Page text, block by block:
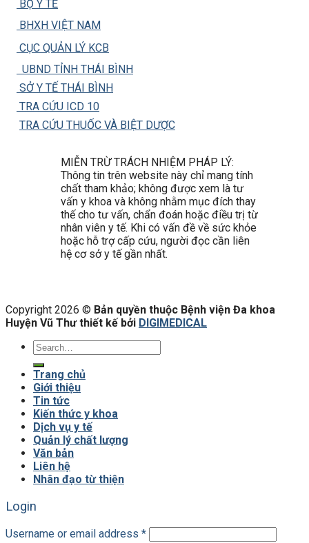
BỘ Y TẾ
BHXH VIỆT NAM
CỤC QUẢN LÝ KCB
UBND TỈNH THÁI BÌNH
SỞ Y TẾ THÁI BÌNH
TRA CỨU ICD 10
TRA CỨU THUỐC VÀ BIỆT DƯỢC
MIỄN TRỪ TRÁCH NHIỆM PHÁP LÝ:
Thông tin trên website này chỉ mang tính
chất tham khảo; không được xem là tư
vấn y khoa và không nhằm mục đích thay
thế cho tư vấn, chẩn đoán hoặc điều trị từ
nhân viên y tế. Khi có vấn đề về sức khỏe
hoặc hỗ trợ cấp cứu, người đọc cần liên
hệ cơ sở y tế gần nhất.
Copyright 2026 © Bản quyền thuộc Bệnh viện Đa khoa
Huyện Vũ Thư thiết kế bởi DIGIMEDICAL
Trang chủ
Giới thiệu
Tin tức
Kiến thức y khoa
Dịch vụ y tế
Quản lý chất lượng
Văn bản
Liên hệ
Nhân đạo từ thiện
Login
Username or email address *